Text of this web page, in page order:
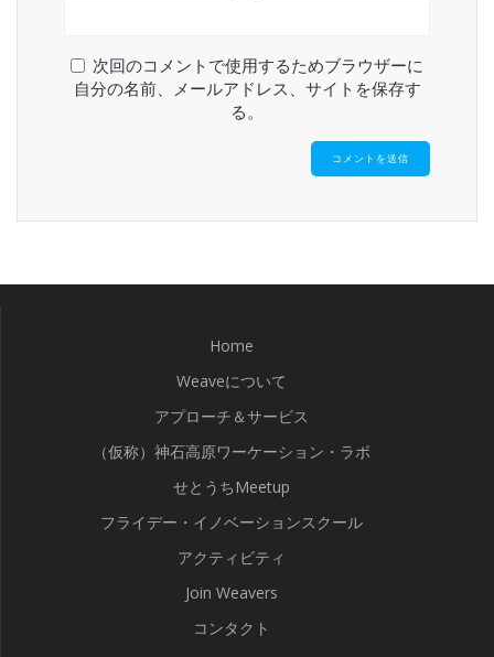
次回のコメントで使用するためブラウザーに
自分の名前、メールアドレス、サイトを保存す
る。
Home
Weaveについて
アプローチ＆サービス
（仮称）神石高原ワーケーション・ラボ
せとうちMeetup
フライデー・イノベーションスクール
アクティビティ
Join Weavers
コンタクト